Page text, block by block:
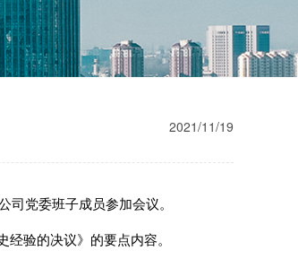
2021/11/19
党委班子成员参加会议。
验的决议》的要点内容。